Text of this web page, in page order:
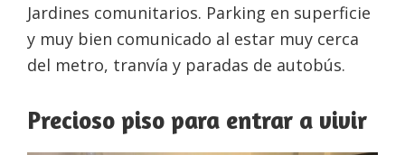
Jardines comunitarios. Parking en superficie
y muy bien comunicado al estar muy cerca
del metro, tranvía y paradas de autobús.
Precioso piso para entrar a vivir